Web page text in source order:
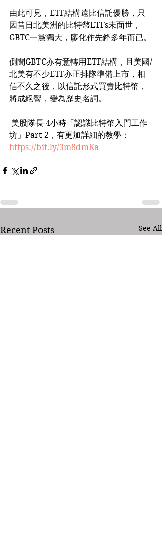
由此可見，ETF結構遠比信託優勝，只
因昔日北美洲的比特幣ETFs未面世，
GBTC一黨獨大，廖化作先鋒多年而已。
側聞GBTC亦有意轉用ETF結構，且美國/
北美有不少ETF亦正排隊準備上市，相
信不久之後，以信託形式買賣比特幣，
將成絕響，變為歷史名詞。
坊」Part 2，有更加詳細的教學：
https://bit.ly/3m8dmKa
Recent Posts See All